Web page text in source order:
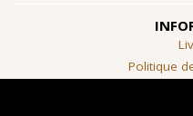
Politique